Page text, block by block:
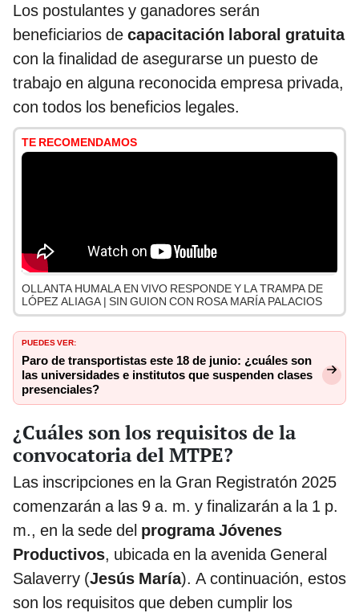
Los postulantes y ganadores serán
beneficiarios de capacitación laboral gratuita
con la finalidad de asegurarse un puesto de
trabajo en alguna reconocida empresa privada,
con todos los beneficios legales.
TE RECOMENDAMOS
OLLANTA HUMALA EN VIVO RESPONDE Y LA TRAMPA DE
LÓPEZ ALIAGA | SIN GUION CON ROSA MARÍA PALACIOS
PUEDES VER:
Paro de transportistas este 18 de junio: ¿cuáles son
las universidades e institutos que suspenden clases
presenciales?
¿Cuáles son los requisitos de la
convocatoria del MTPE?
Las inscripciones en la Gran Registratón 2025
comenzarán a las 9 a. m. y finalizarán a la 1 p.
m., en la sede del programa Jóvenes
Productivos, ubicada en la avenida General
Salaverry (Jesús María). A continuación, estos
son los requisitos que deben cumplir los